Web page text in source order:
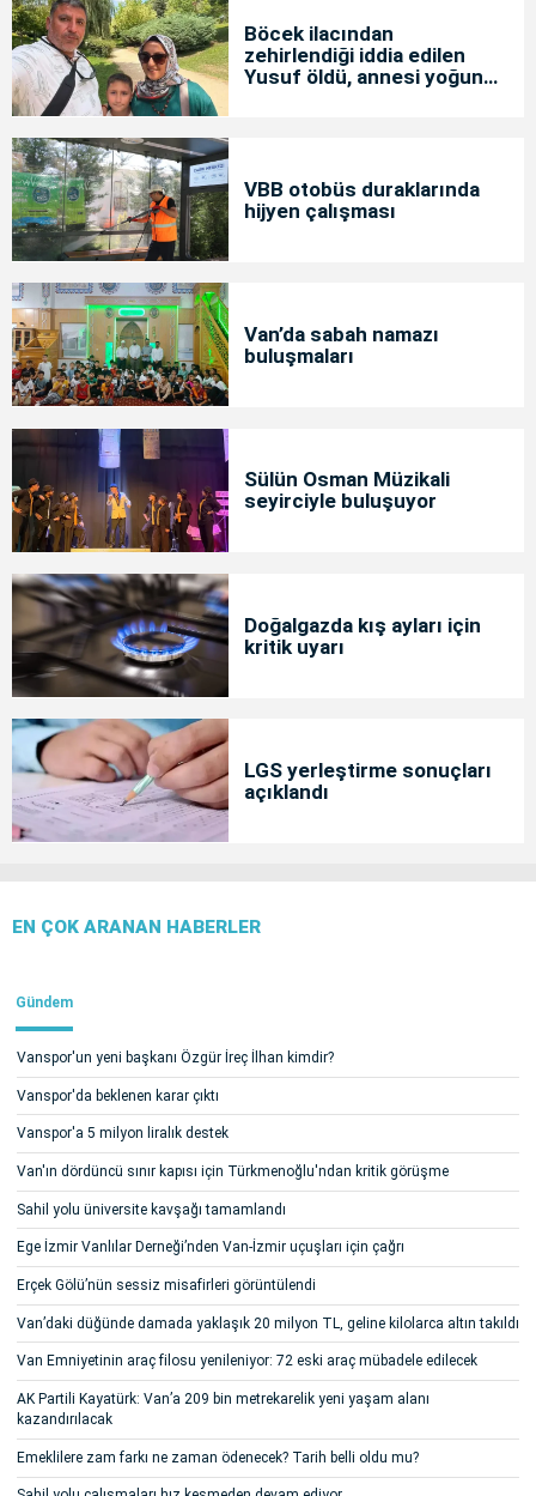
Böcek ilacından
zehirlendiği iddia edilen
Yusuf öldü, annesi yoğun
VBB otobüs duraklarında
hijyen çalışması
Van’da sabah namazı
buluşmaları
Sülün Osman Müzikali
seyirciyle buluşuyor
Doğalgazda kış ayları için
kritik uyarı
LGS yerleştirme sonuçları
açıklandı
EN ÇOK ARANAN HABERLER
Gündem
Vanspor'un yeni başkanı Özgür İreç İlhan kimdir?
Vanspor'da beklenen karar çıktı
Vanspor'a 5 milyon liralık destek
Van'ın dördüncü sınır kapısı için Türkmenoğlu'ndan kritik görüşme
Sahil yolu üniversite kavşağı tamamlandı
Ege İzmir Vanlılar Derneği’nden Van-İzmir uçuşları için çağrı
Erçek Gölü’nün sessiz misafirleri görüntülendi
Van’daki düğünde damada yaklaşık 20 milyon TL, geline kilolarca altın takıldı
Van Emniyetinin araç filosu yenileniyor: 72 eski araç mübadele edilecek
AK Partili Kayatürk: Van’a 209 bin metrekarelik yeni yaşam alanı
kazandırılacak
Emeklilere zam farkı ne zaman ödenecek? Tarih belli oldu mu?